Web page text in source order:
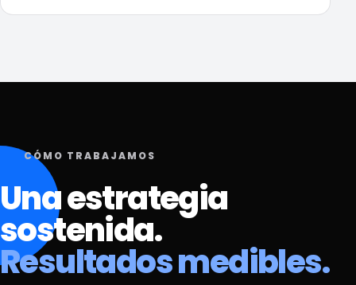
CÓMO TRABAJAMOS
Una estrategia
sostenida.
Resultados medibles.